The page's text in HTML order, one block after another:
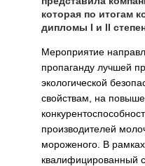
которая по итогам
дипломы I и II
Мероприятие
пропаганду лучшей
экологической
свойствам, на
производителей
мороженого. В
квалифицированный